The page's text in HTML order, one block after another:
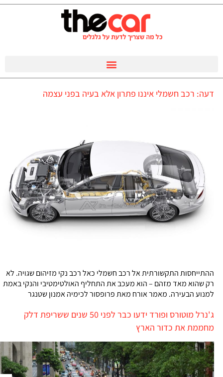
דעה: רכב חשמלי איננו פתרון אלא בעיה בפני עצמה
ההתייחסות התקשורתית אל רכב חשמלי כאל רכב נקי מזיהום שגויה. לא
רק שהוא מאד מזהם – הוא מעכב את התחליף האולטימטיבי והנקי באמת
למנוע הבעירה. מאמר אורח מאת פרופסור לכימיה אמנון שטנגר
ג'נרל מוטורס ופורד ידעו כבר לפני 50 שנים ששריפת דלק
מחממת את כדור הארץ